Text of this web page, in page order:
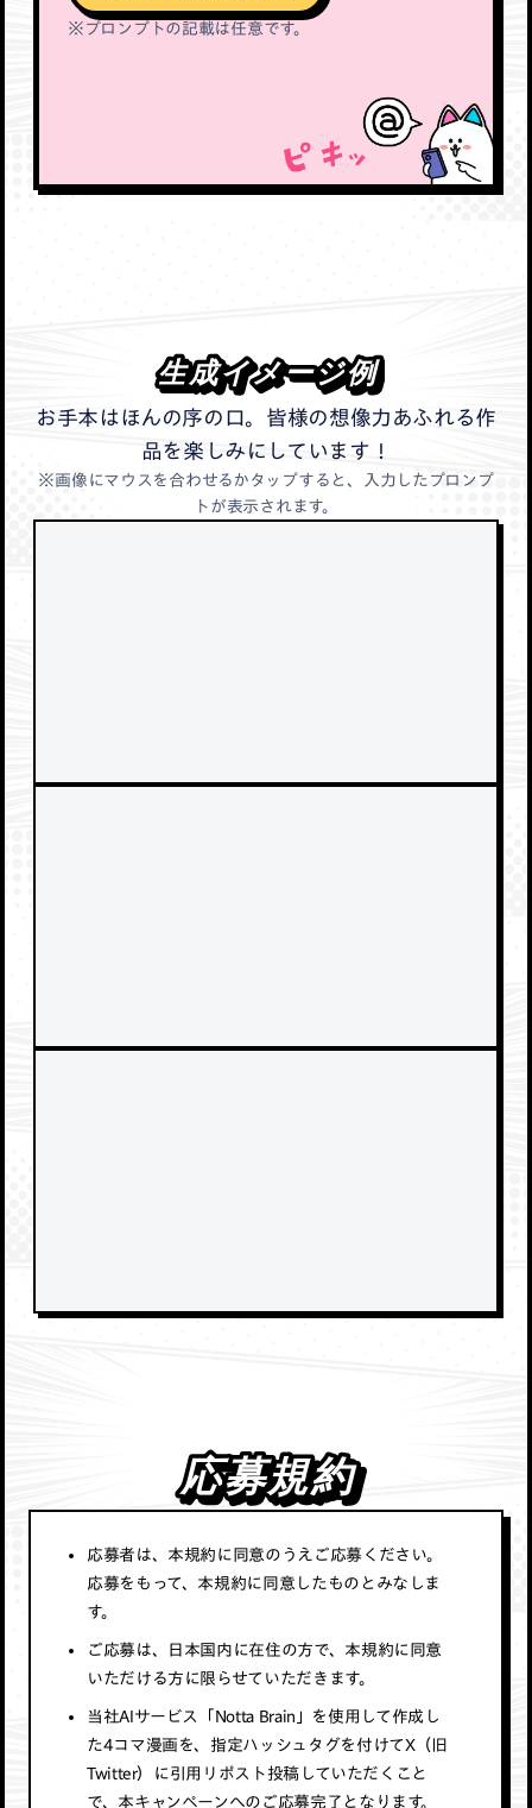
※プロンプトの記載は任意です。
生成イメージ例
生成イメージ例
お手本はほんの序の口。皆様の想像力あふれる作
品を楽しみにしています！
※画像にマウスを合わせるかタップすると、入力したプロンプ
トが表示されます。
応募規約
応募規約
応募者は、本規約に同意のうえご応募ください。
応募をもって、本規約に同意したものとみなしま
す。
ご応募は、日本国内に在住の方で、本規約に同意
いただける方に限らせていただきます。
当社AIサービス「Notta Brain」を使用して作成し
た4コマ漫画を、指定ハッシュタグを付けてX（旧
Twitter）に引用リポスト投稿していただくこと
で、本キャンペーンへのご応募完了となります。